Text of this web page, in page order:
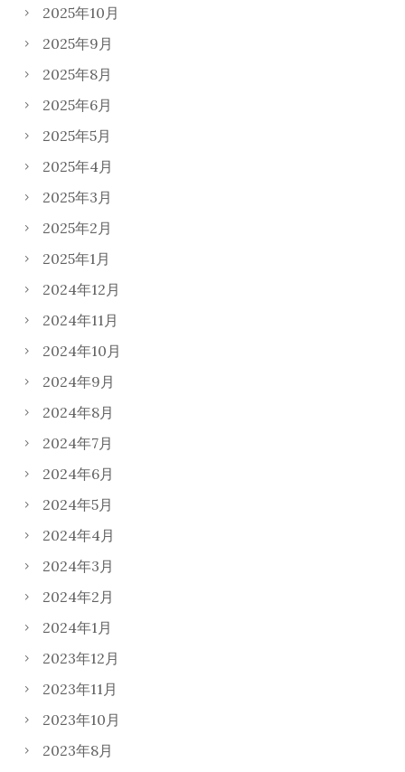
2025年10月
2025年9月
2025年8月
2025年6月
2025年5月
2025年4月
2025年3月
2025年2月
2025年1月
2024年12月
2024年11月
2024年10月
2024年9月
2024年8月
2024年7月
2024年6月
2024年5月
2024年4月
2024年3月
2024年2月
2024年1月
2023年12月
2023年11月
2023年10月
2023年8月